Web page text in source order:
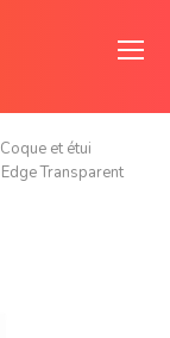
Coque et étui
Transparent